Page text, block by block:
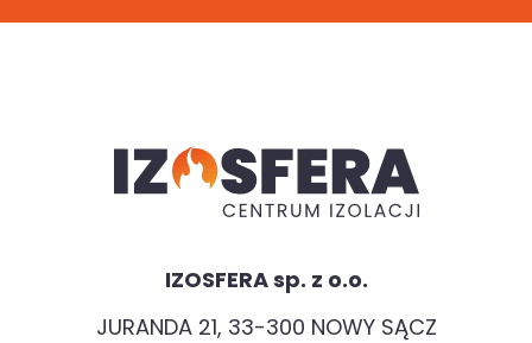
IZOSFERA sp. z o.o.
JURANDA 21, 33-300 NOWY SĄCZ